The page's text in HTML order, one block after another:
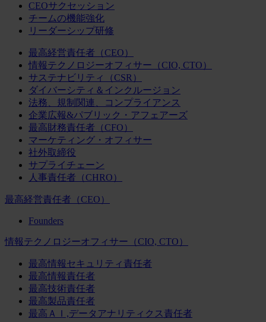
CEOサクセッション
チームの機能強化
リーダーシップ研修
最高経営責任者（CEO）
情報テクノロジーオフィサー（CIO, CTO）
サステナビリティ（CSR）
ダイバーシティ＆インクルージョン
法務、規制関連、コンプライアンス
企業広報&パブリック・アフェアーズ
最高財務責任者（CFO）
マーケティング・オフィサー
社外取締役
サプライチェーン
人事責任者（CHRO）
最高経営責任者（CEO）
Founders
情報テクノロジーオフィサー（CIO, CTO）
最高情報セキュリティ責任者
最高情報責任者
最高技術責任者
最高製品責任者
最高ＡＩ,データアナリティクス責任者